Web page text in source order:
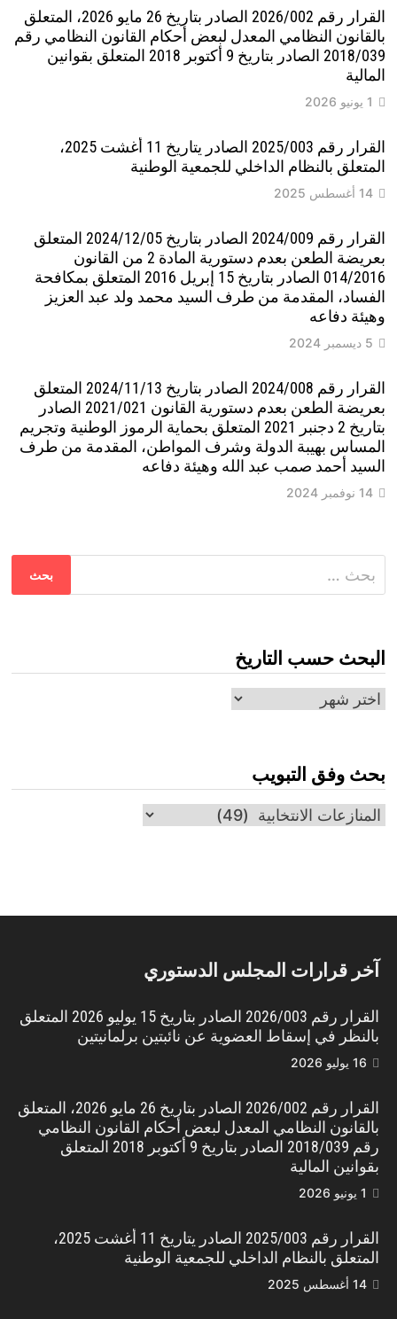
القرار رقم 2026/002 الصادر بتاريخ 26 مايو 2026، المتعلق
بالقانون النظامي المعدل لبعض أحكام القانون النظامي رقم
2018/039 الصادر بتاريخ 9 أكتوبر 2018 المتعلق بقوانين
المالية
1 يونيو 2026
القرار رقم 2025/003 الصادر يتاريخ 11 أغشت 2025،
المتعلق بالنظام الداخلي للجمعية الوطنية
14 أغسطس 2025
القرار رقم 2024/009 الصادر بتاريخ 2024/12/05 المتعلق
بعريضة الطعن بعدم دستورية المادة 2 من القانون
014/2016 الصادر بتاريخ 15 إبريل 2016 المتعلق بمكافحة
الفساد، المقدمة من طرف السيد محمد ولد عبد العزيز
وهيئة دفاعه
5 ديسمبر 2024
القرار رقم 2024/008 الصادر بتاريخ 2024/11/13 المتعلق
بعريضة الطعن بعدم دستورية القانون 2021/021 الصادر
بتاريخ 2 دجنبر 2021 المتعلق بحماية الرموز الوطنية وتجريم
المساس بهيبة الدولة وشرف المواطن، المقدمة من طرف
السيد أحمد صمب عبد الله وهيئة دفاعه
14 نوفمبر 2024
عن:
البحث حسب التاريخ
البحث
بحث وفق التبويب
بحث
آخر قرارات المجلس الدستوري
القرار رقم 2026/003 الصادر بتاريخ 15 يوليو 2026 المتعلق
بالنظر في إسقاط العضوية عن نائبتين برلمانيتين
16 يوليو 2026
القرار رقم 2026/002 الصادر بتاريخ 26 مايو 2026، المتعلق
بالقانون النظامي المعدل لبعض أحكام القانون النظامي
رقم 2018/039 الصادر بتاريخ 9 أكتوبر 2018 المتعلق
بقوانين المالية
1 يونيو 2026
القرار رقم 2025/003 الصادر يتاريخ 11 أغشت 2025،
المتعلق بالنظام الداخلي للجمعية الوطنية
14 أغسطس 2025